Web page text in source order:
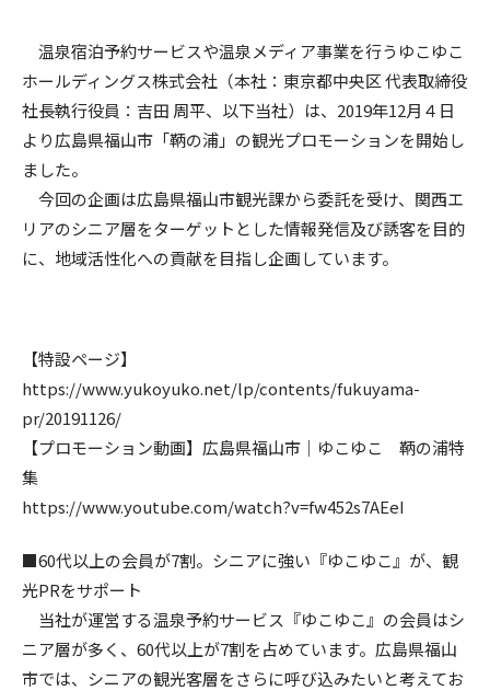
温泉宿泊予約サービスや温泉メディア事業を行うゆこゆこ
ホールディングス株式会社（本社：東京都中央区 代表取締役
社長執行役員：吉田 周平、以下当社）は、2019年12月４日
より広島県福山市「鞆の浦」の観光プロモーションを開始し
ました。
今回の企画は広島県福山市観光課から委託を受け、関西エ
リアのシニア層をターゲットとした情報発信及び誘客を目的
に、地域活性化への貢献を目指し企画しています。
【特設ページ】
https://www.yukoyuko.net/lp/contents/fukuyama-
pr/20191126/
【プロモーション動画】広島県福山市｜ゆこゆこ 鞆の浦特
集
https://www.youtube.com/watch?v=fw452s7AEeI
■60代以上の会員が7割。シニアに強い『ゆこゆこ』が、観
光PRをサポート
当社が運営する温泉予約サービス『ゆこゆこ』の会員はシ
ニア層が多く、60代以上が7割を占めています。広島県福山
市では、シニアの観光客層をさらに呼び込みたいと考えてお